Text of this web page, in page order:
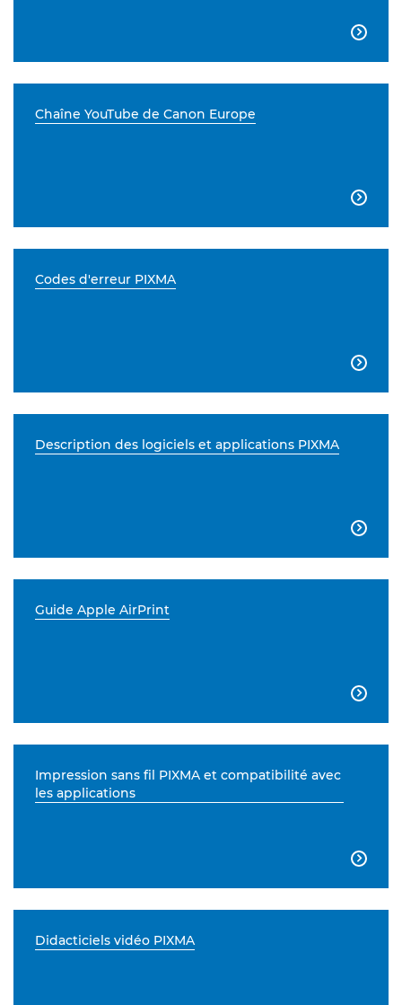

Chaîne YouTube de Canon Europe

Codes d'erreur PIXMA

Description des logiciels et applications PIXMA

Guide Apple AirPrint

Impression sans fil PIXMA et compatibilité avec
les applications

Didacticiels vidéo PIXMA